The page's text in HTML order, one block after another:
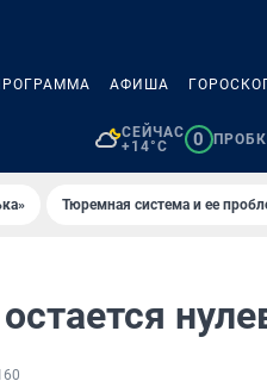
АФИША
СЕЙЧАС
+14°C
0
Тюремная система и ее